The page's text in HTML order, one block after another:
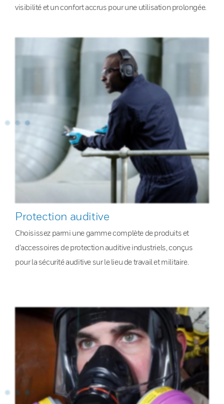
visibilité et un confort accrus pour une utilisation prolongée.
Protection auditive
Choisissez parmi une gamme complète de produits et
d’accessoires de protection auditive industriels, conçus
pour la sécurité auditive sur le lieu de travail et militaire.